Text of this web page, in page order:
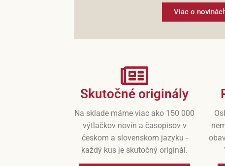
Viac o
Skutočné originály
Na sklade máme viac ako 150 000
výtlačkov novín a časopisov v
českom a slovenskom jazyku -
každý kus je skutočný originál.